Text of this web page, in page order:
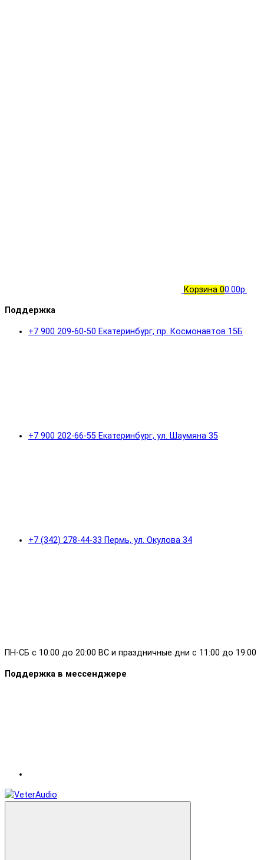
Корзина 00.00р.
Поддержка
+7 900 209-60-50 Екатеринбург, пр. Космонавтов 15Б
+7 900 202-66-55 Екатеринбург, ул. Шаумяна 35
+7 (342) 278-44-33 Пермь, ул. Окулова 34
ПН-СБ с 10:00 до 20:00 ВС и праздничные дни с 11:00 до 19:00
Поддержка в мессенджере